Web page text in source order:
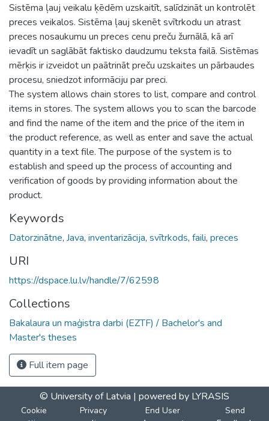
Sistēma ļauj veikalu ķēdēm uzskaitīt, salīdzināt un kontrolēt
preces veikalos. Sistēma ļauj skenēt svītrkodu un atrast
preces nosaukumu un preces cenu preču žurnālā, kā arī
ievadīt un saglābāt faktisko daudzumu teksta failā. Sistēmas
mērķis ir izveidot un paātrināt preču uzskaites un pārbaudes
procesu, sniedzot informāciju par preci.
The system allows chain stores to list, compare and control
items in stores. The system allows you to scan the barcode
and find the name of the item and the price of the item in
the product reference, as well as enter and save the actual
quantity in a text file. The purpose of the system is to
establish and speed up the process of accounting and
verification of goods by providing information about the
product.
Keywords
Datorzinātne, Java, inventarizācija, svītrkods, faili, preces
URI
https://dspace.lu.lv/handle/7/62598
Collections
Bakalaura un maģistra darbi (EZTF) / Bachelor's and
Master's theses
Full item page
© University of Latvia | powered by LYRASIS
Cookie
Privacy
End User
Send